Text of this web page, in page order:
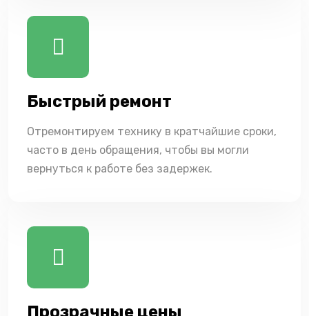
Быстрый ремонт
Отремонтируем технику в кратчайшие сроки,
часто в день обращения, чтобы вы могли
вернуться к работе без задержек.
Прозрачные цены